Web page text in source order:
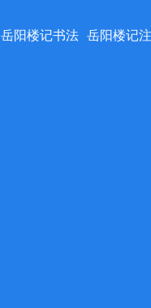
岳阳楼记书法 岳阳楼记